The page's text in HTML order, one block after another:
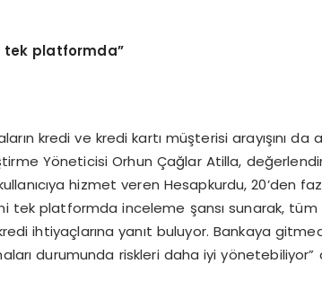
tek platformda”
kredi ve kredi kartı müşterisi arayışını da
Yöneticisi Orhun Çağlar Atilla,
kullanıcıya hizmet veren Hesapkurdu, 20’den
tek platformda inceleme şansı sunarak, tüm
ihtiyaçlarına yanıt buluyor. Bankaya
durumunda riskleri daha iyi yönetebiliyor”